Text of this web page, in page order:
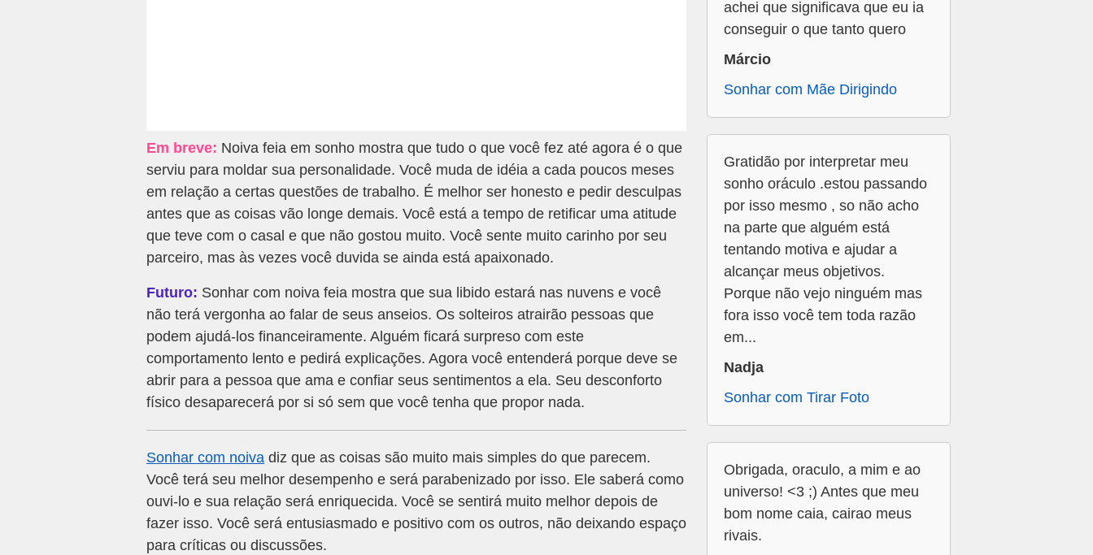
Em breve: Noiva feia em sonho mostra que tudo o que você fez até agora é o que
serviu para moldar sua personalidade. Você muda de idéia a cada poucos meses
em relação a certas questões de trabalho. É melhor ser honesto e pedir desculpas
antes que as coisas vão longe demais. Você está a tempo de retificar uma atitude
que teve com o casal e que não gostou muito. Você sente muito carinho por seu
parceiro, mas às vezes você duvida se ainda está apaixonado.
Futuro: Sonhar com noiva feia mostra que sua libido estará nas nuvens e você
não terá vergonha ao falar de seus anseios. Os solteiros atrairão pessoas que
podem ajudá-los financeiramente. Alguém ficará surpreso com este
comportamento lento e pedirá explicações. Agora você entenderá porque deve se
abrir para a pessoa que ama e confiar seus sentimentos a ela. Seu desconforto
físico desaparecerá por si só sem que você tenha que propor nada.
Sonhar com noiva diz que as coisas são muito mais simples do que parecem.
Você terá seu melhor desempenho e será parabenizado por isso. Ele saberá como
ouvi-lo e sua relação será enriquecida. Você se sentirá muito melhor depois de
fazer isso. Você será entusiasmado e positivo com os outros, não deixando espaço
para críticas ou discussões.
achei que significava que eu ia
conseguir o que tanto quero
Márcio
Sonhar com Mãe Dirigindo
Gratidão por interpretar meu
sonho oráculo .estou passando
por isso mesmo , so não acho
na parte que alguém está
tentando motiva e ajudar a
alcançar meus objetivos.
Porque não vejo ninguém mas
fora isso você tem toda razão
em...
Nadja
Sonhar com Tirar Foto
Obrigada, oraculo, a mim e ao
universo! <3 ;) Antes que meu
bom nome caia, cairao meus
rivais.